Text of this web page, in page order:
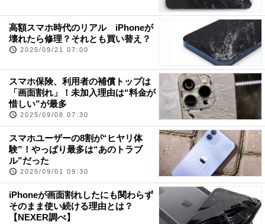
高額スマホ時代のリアル iPhoneが
壊れたら修理？それとも買い替え？
2025/09/21 07:00
スマホ保険、利用者の補償トップは
「画面割れ」！未加入理由は“料金が
惜しい”が最多
2025/09/08 07:30
スマホユーザーの8割が“ヒヤリ体
験”！やっぱり最多は“あのトラブ
ル”だった
2025/09/01 09:30
iPhoneが画面割れしたにも関わらず
そのまま使い続ける理由とは？
【NEXER調べ】